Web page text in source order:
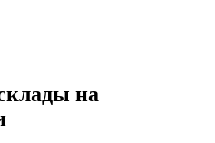
на